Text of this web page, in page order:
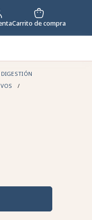
Carrito de compra
DIGESTIÓN